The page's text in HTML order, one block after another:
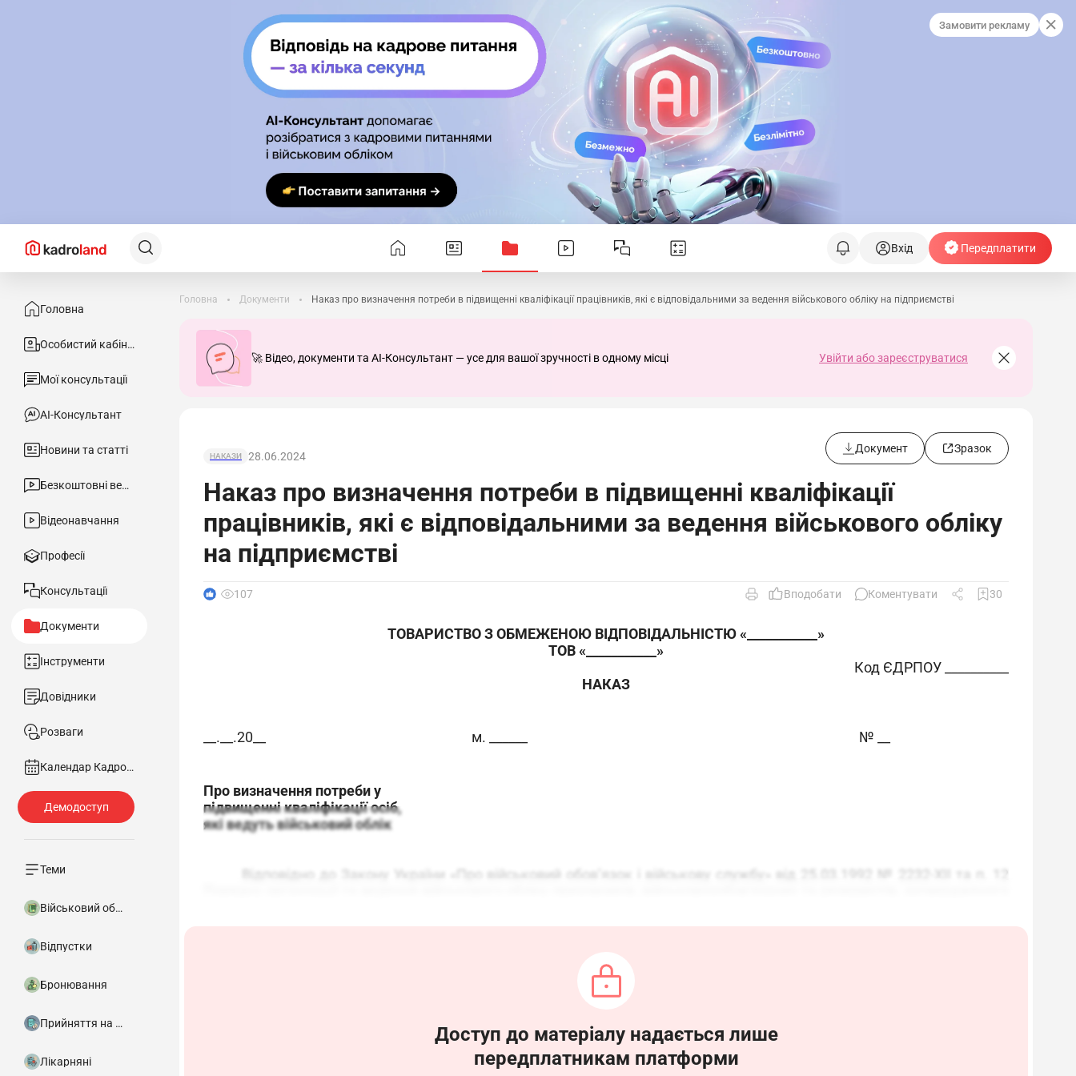
Замовити рекламу
Вхід Передплатити
Головна
Особистий кабінет
Мої консультації
АІ-Консультант
Новини та статті
Безкоштовні вебінари
Відеонавчання
Професії
Консультації
Документи
Інструменти
Довідники
Розваги
Календар Кадровика
Теми
Військовий облік
Відпустки
Бронювання
Прийняття на роботу
Лікарняні
Головна Документи Наказ про визначення потреби в підвищенні кваліфікації працівників, які є відповідальними за ведення військового обліку на підприємстві
🚀 Відео, документи та AI-Консультант — усе для вашої зручності в одному місці Увійти або зареєструватися
НАКАЗИ 28.06.2024
Документ Зразок
Наказ про визначення потреби в підвищенні кваліфікації
працівників, які є відповідальними за ведення військового обліку
на підприємстві
1 107 Вподобати Коментувати 30
ТОВАРИСТВО З ОБМЕЖЕНОЮ ВІДПОВІДАЛЬНІСТЮ «
»
ТОВ «
»
Код ЄДРПОУ __________
НАКАЗ
__.__.20__ м. ______ № __
Про визначення потреби у
підвищенні кваліфікації осіб,
які ведуть військовий облік
Відповідно до Закону України «Про військовий обов’язок і військову службу» від 25.03.1992 № 2232-XII та п. 12
1. _____________________________________, _________________________:
- до ________ 20__ року підготувати перелік осіб, які мають пройти підвищення кваліфікації з ведення
- до ________ 20__ року надати рекомендації щодо осіб, які мають пройти підвищення кваліфікації з
ведення військового обліку у 20__ році;
- до ________ 20__ року надати рекомендації щодо забезпечення роботи на підприємстві осіб, яких буде
Доступ до матеріалу надається лише
передплатникам платформи